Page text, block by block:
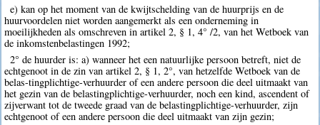
e) kan op het moment van de kwijtschelding van de huurprijs en de
huurvoordelen niet worden aangemerkt als een onderneming in
moeilijkheden als omschreven in artikel 2, § 1, 4° /2, van het Wetboek van
de inkomstenbelastingen 1992;
2° de huurder is: a) wanneer het een natuurlijke persoon betreft, niet de
echtgenoot in de zin van artikel 2, § 1, 2°, van hetzelfde Wetboek van de
belas-tingplichtige-verhuurder of een andere persoon die deel uitmaakt van
het gezin van de belastingplichtige-verhuurder, noch een kind, ascendent of
zijverwant tot de tweede graad van de belastingplichtige-verhuurder, zijn
echtgenoot of een andere persoon die deel uitmaakt van zijn gezin;